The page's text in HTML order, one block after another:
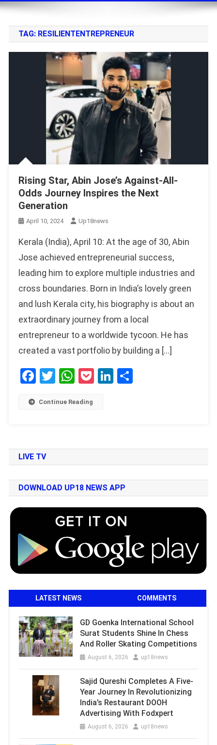
TAG: RESILIENTENTREPRENEUR
Rising Star, Abin Jose’s Against-All-
Odds Journey Inspires the Next
Generation
April 10, 2024 Up18news
Kerala (India), April 10: At the age of 30, Abin
Jose achieved entrepreneurial success,
leading him to explore multiple industries and
cross boundaries. Born in India’s lovely green
and lush Kerala city, his biography is about an
extraordinary journey from a local
entrepreneur to a worldwide tycoon. He has
created a vast portfolio by building a […]
Facebook
Twitter
WhatsApp
PocketLinkedIn
Share
Continue Reading
LIVE TV
DOWNLOAD UP18 NEWS APP
LATEST NEWS COMMENTS
GD Goenka International School
Surat Students Shine In Chess
And Roller Skating Competitions
August 6, 2026 up18news
Sajid Qureshi Completes A Five-
Year Journey In Revolutionizing
India’s Restaurant DOOH
Advertising With Fodxpert
August 6, 2026 up18news